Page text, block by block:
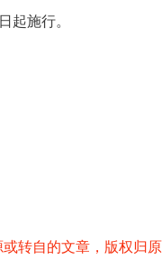
起施行。
或转自的文章，版权